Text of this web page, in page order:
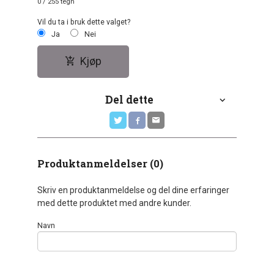
0 / 255 tegn
Vil du ta i bruk dette valget?
Ja
Nei
Kjøp
Del dette
Produktanmeldelser (0)
Skriv en produktanmeldelse og del dine erfaringer
med dette produktet med andre kunder.
Navn